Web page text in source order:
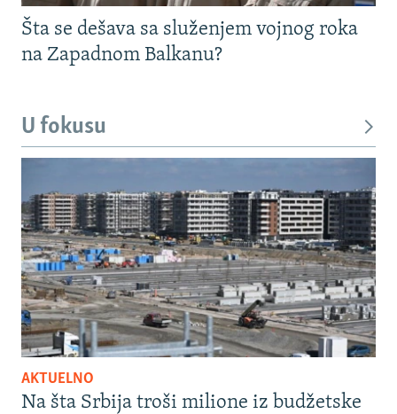
Šta se dešava sa služenjem vojnog roka
na Zapadnom Balkanu?
U fokusu
AKTUELNO
Na šta Srbija troši milione iz budžetske